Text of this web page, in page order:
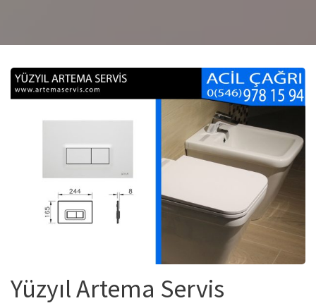
Yüzyıl Artema Servis